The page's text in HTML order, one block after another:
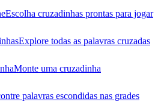
Escolha cruzadinhas prontas para jogar
Explore todas as palavras cruzadas
Monte uma cruzadinha
palavras escondidas nas grades